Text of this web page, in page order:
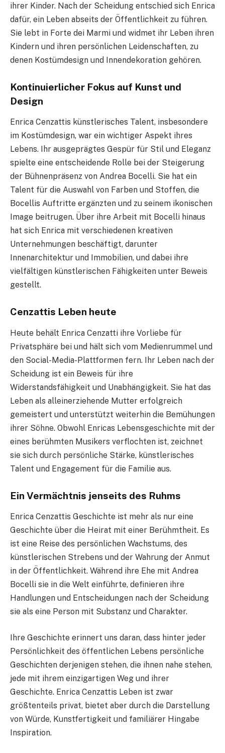
ihrer Kinder. Nach der Scheidung entschied sich Enrica
dafür, ein Leben abseits der Öffentlichkeit zu führen.
Sie lebt in Forte dei Marmi und widmet ihr Leben ihren
Kindern und ihren persönlichen Leidenschaften, zu
denen Kostümdesign und Innendekoration gehören.
Kontinuierlicher Fokus auf Kunst und
Design
Enrica Cenzattis künstlerisches Talent, insbesondere
im Kostümdesign, war ein wichtiger Aspekt ihres
Lebens. Ihr ausgeprägtes Gespür für Stil und Eleganz
spielte eine entscheidende Rolle bei der Steigerung
der Bühnenpräsenz von Andrea Bocelli. Sie hat ein
Talent für die Auswahl von Farben und Stoffen, die
Bocellis Auftritte ergänzten und zu seinem ikonischen
Image beitrugen. Über ihre Arbeit mit Bocelli hinaus
hat sich Enrica mit verschiedenen kreativen
Unternehmungen beschäftigt, darunter
Innenarchitektur und Immobilien, und dabei ihre
vielfältigen künstlerischen Fähigkeiten unter Beweis
gestellt.
Cenzattis Leben heute
Heute behält Enrica Cenzatti ihre Vorliebe für
Privatsphäre bei und hält sich vom Medienrummel und
den Social-Media-Plattformen fern. Ihr Leben nach der
Scheidung ist ein Beweis für ihre
Widerstandsfähigkeit und Unabhängigkeit. Sie hat das
Leben als alleinerziehende Mutter erfolgreich
gemeistert und unterstützt weiterhin die Bemühungen
ihrer Söhne. Obwohl Enricas Lebensgeschichte mit der
eines berühmten Musikers verflochten ist, zeichnet
sie sich durch persönliche Stärke, künstlerisches
Talent und Engagement für die Familie aus.
Ein Vermächtnis jenseits des Ruhms
Enrica Cenzattis Geschichte ist mehr als nur eine
Geschichte über die Heirat mit einer Berühmtheit. Es
ist eine Reise des persönlichen Wachstums, des
künstlerischen Strebens und der Wahrung der Anmut
in der Öffentlichkeit. Während ihre Ehe mit Andrea
Bocelli sie in die Welt einführte, definieren ihre
Handlungen und Entscheidungen nach der Scheidung
sie als eine Person mit Substanz und Charakter.
Ihre Geschichte erinnert uns daran, dass hinter jeder
Persönlichkeit des öffentlichen Lebens persönliche
Geschichten derjenigen stehen, die ihnen nahe stehen,
jede mit ihrem einzigartigen Weg und ihrer
Geschichte. Enrica Cenzattis Leben ist zwar
größtenteils privat, bietet aber durch die Darstellung
von Würde, Kunstfertigkeit und familiärer Hingabe
Inspiration.